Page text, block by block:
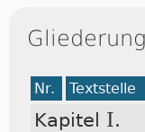
Nr. Textstelle
Kapitel I.